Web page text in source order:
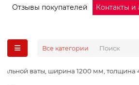
Отзывы покупателей
Контакты и
Все категории
ваты, ширина 1200 мм, толщина